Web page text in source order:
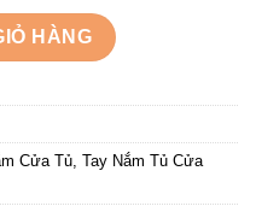
số lượng
HÀNG
Cửa Tủ, Tay Nắm Tủ Cửa